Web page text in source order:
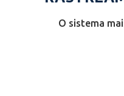
O sistema